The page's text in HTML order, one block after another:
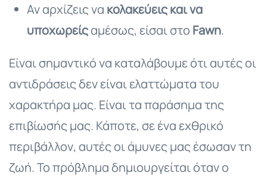
Αν αρχίζεις να κολακεύεις και να
υποχωρείςαμέσως, είσαι στο Fawn.
Είναι σημαντικό να καταλάβουμε ότι αυτές οι
αντιδράσεις δεν είναι ελαττώματα του
χαρακτήρα μας. Είναι τα παράσημα της
επιβίωσής μας. Κάποτε, σε ένα εχθρικό
περιβάλλον, αυτές οι άμυνες μας έσωσαν τη
ζωή. Το πρόβλημα δημιουργείται όταν ο